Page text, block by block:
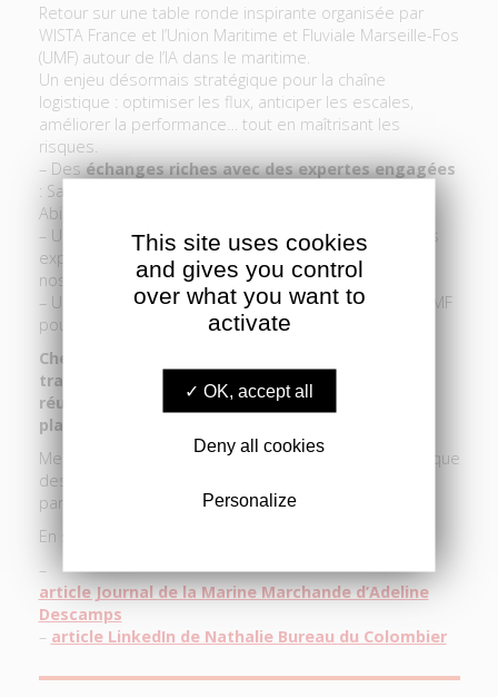
Retour sur une table ronde inspirante organisée par
WISTA France et l’Union Maritime et Fluviale Marseille-Fos
(UMF) autour de l’IA dans le maritime.
Un enjeu désormais stratégique pour la chaîne
logistique : optimiser les flux, anticiper les escales,
améliorer la performance… tout en maîtrisant les
risques.
– Deséchanges riches avec des expertes engagées
: Sarah AMRI, Emilie Espanet, Audrey Abrinas, Diana
AbiNader, Linda Valero et Sonia BENMAA MASSIN
– Une
conviction partagée: l’IA ne remplace pas les
experts, elle les renforce et transforme durablement
nos métiers.
– Une
collaboration forte entre WISTA France et l’UMF
pour porter ces sujets d’avenir.
Chez WISTA, nous sommes convaincues que la
transition numérique du maritime ne peut être
réussie qu’en étant inclusive et en renforçant la
place des femmes dans le secteur.
Merci à Nathalie Bureau du Colombier pour la dynamique
des échanges, aux intervenantes et à l’ensemble des
participants pour ces échanges enrichissants.
En savoir plus :
–
article Journal de la Marine Marchande d’Adeline
Descamps
– article LinkedIn de Nathalie Bureau du Colombier
This site uses cookies
and gives you control
over what you want to
activate
OK, accept all
Deny all cookies
Personalize